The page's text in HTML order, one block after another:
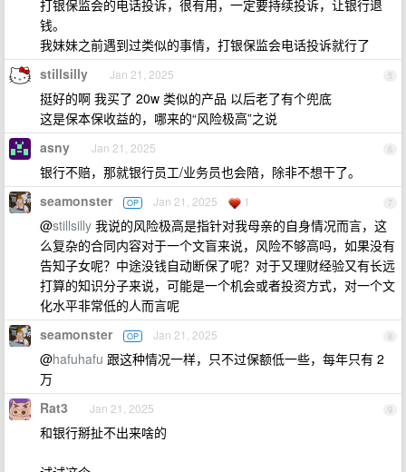
打银保监会的电话投诉，很有用，一定要持续投诉，让银行退
钱。
我妹妹之前遇到过类似的事情，打银保监会电话投诉就行了
5
stillsilly Jan 21, 2025
挺好的啊 我买了 20w 类似的产品 以后老了有个兜底
这是保本保收益的，哪来的“风险极高”之说
6
asny Jan 21, 2025
银行不赔，那就银行员工/业务员也会陪，除非不想干了。
7
seamonster OP Jan 21, 2025 1
@stillsilly 我说的风险极高是指针对我母亲的自身情况而言，这
么复杂的合同内容对于一个文盲来说，风险不够高吗，如果没有
告知子女呢？中途没钱自动断保了呢？对于又理财经验又有长远
打算的知识分子来说，可能是一个机会或者投资方式，对一个文
化水平非常低的人而言呢
8
seamonster OP Jan 21, 2025
@hafuhafu 跟这种情况一样，只不过保额低一些，每年只有 2
万
9
Rat3 Jan 21, 2025
和银行掰扯不出来啥的